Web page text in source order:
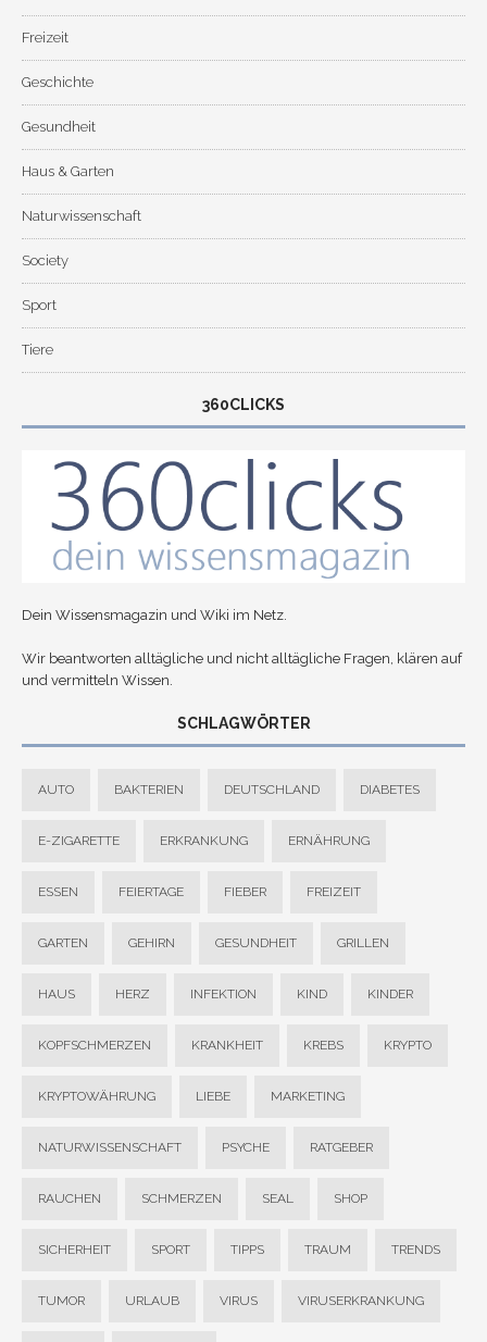
Freizeit
Geschichte
Gesundheit
Haus & Garten
Naturwissenschaft
Society
Sport
Tiere
360CLICKS
Dein Wissensmagazin und Wiki im Netz.
Wir beantworten alltägliche und nicht alltägliche Fragen, klären auf
und vermitteln Wissen.
SCHLAGWÖRTER
AUTO BAKTERIEN DEUTSCHLAND DIABETES
E-ZIGARETTE ERKRANKUNG ERNÄHRUNG
ESSEN FEIERTAGE FIEBER FREIZEIT
GARTEN GEHIRN GESUNDHEIT GRILLEN
HAUS HERZ INFEKTION KIND KINDER
KOPFSCHMERZEN KRANKHEIT KREBS KRYPTO
KRYPTOWÄHRUNG LIEBE MARKETING
NATURWISSENSCHAFT PSYCHE RATGEBER
RAUCHEN SCHMERZEN SEAL SHOP
SICHERHEIT SPORT TIPPS TRAUM TRENDS
TUMOR URLAUB VIRUS VIRUSERKRANKUNG